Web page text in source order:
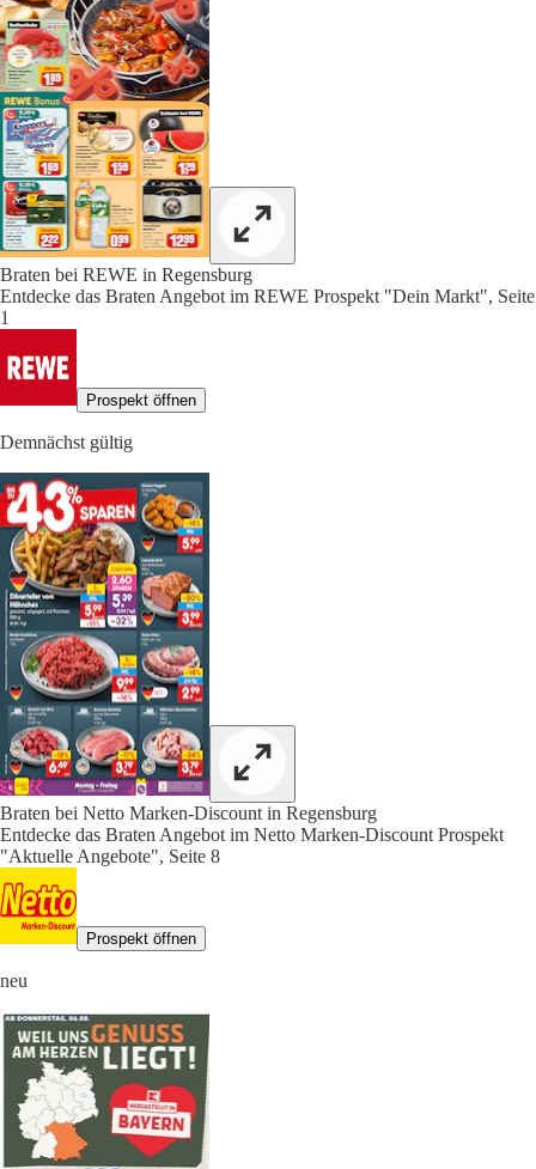
Braten bei REWE in Regensburg
Entdecke das Braten Angebot im REWE Prospekt "Dein Markt", Seite
1
Prospekt öffnen
Demnächst gültig
Braten bei Netto Marken-Discount in Regensburg
Entdecke das Braten Angebot im Netto Marken-Discount Prospekt
"Aktuelle Angebote", Seite 8
Prospekt öffnen
neu